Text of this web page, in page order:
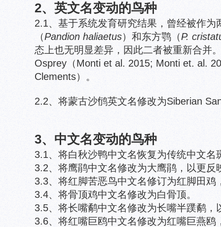
2、英文名变动的鸟种
2.1、基于系统发育研究结果，曾经被作为
（Pandion haliaetus）和东方鹗（P.
态上也无明显差异，因此二者被重新合并
Osprey（Monti et al. 2015; Monti et. al.
Clements）。
2.2、将蒙古沙鸻英文名修改为Siberian
3、中文名变动的鸟种
3.1、将白秋沙鸭中文名恢复为传统中文名
3.2、将鹰鹃中文名修改为大鹰鹃，以更反
3.3、将红脚苦恶鸟中文名修订为红脚田鸡
3.4、将骨顶鸡中文名修改为白骨顶。
3.5、将长嘴鹬中文名修改为长嘴半蹼鹬，
3.6、将红嘴巨鸥中文名修改为红嘴巨燕鸥